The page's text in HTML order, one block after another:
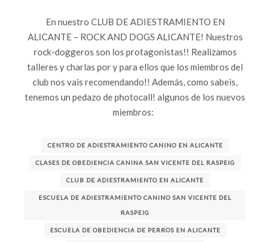
En nuestro CLUB DE ADIESTRAMIENTO EN
ALICANTE – ROCK AND DOGS ALICANTE! Nuestros
rock-doggeros son los protagonistas!! Realizamos
talleres y charlas por y para ellos que los miembros del
club nos vais recomendando!! Además, como sabeis,
tenemos un pedazo de photocall! algunos de los nuevos
miembros:
CENTRO DE ADIESTRAMIENTO CANINO EN ALICANTE
CLASES DE OBEDIENCIA CANINA SAN VICENTE DEL RASPEIG
CLUB DE ADIESTRAMIENTO EN ALICANTE
ESCUELA DE ADIESTRAMIENTO CANINO SAN VICENTE DEL
RASPEIG
ESCUELA DE OBEDIENCIA DE PERROS EN ALICANTE